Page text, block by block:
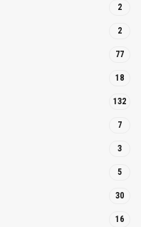
2
2
77
18
132
7
3
5
30
16